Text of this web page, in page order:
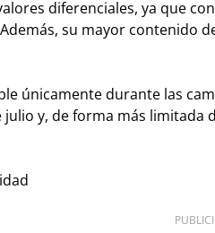
diferenciales, ya que
su mayor contenido
únicamente durante las
y, de forma más